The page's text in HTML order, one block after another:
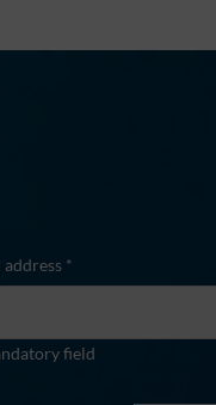
*
field